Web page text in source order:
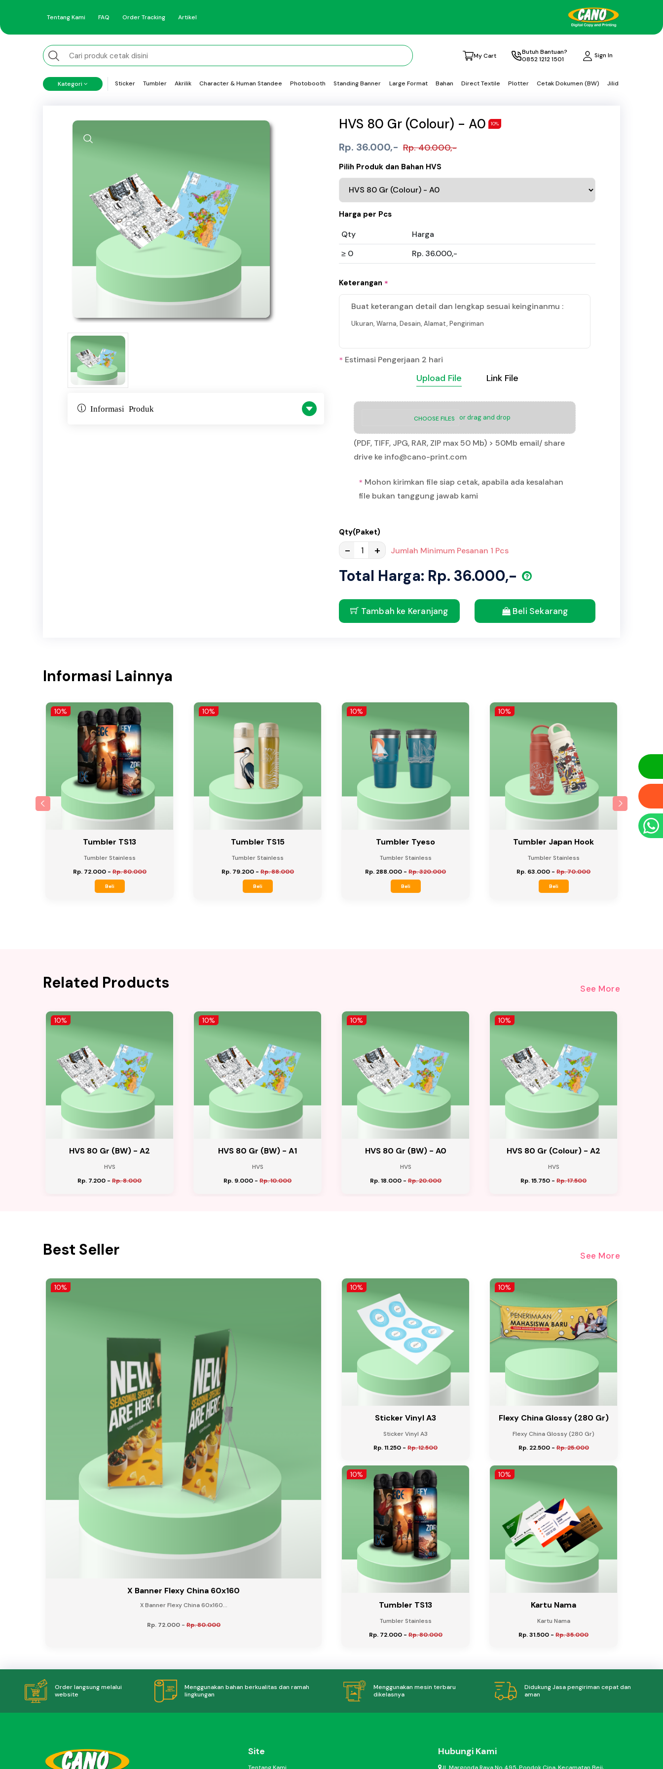
Tentang Kami FAQ Order Tracking Artikel
My Cart
Butuh Bantuan?
0852 1212 1501
Sign In
Kategori Sticker Tumbler Akrilik Character & Human Standee Photobooth Standing Banner Large Format Bahan Direct Textile Plotter Cetak Dokumen (BW) Jilid
Informasi Produk
HVS 80 Gr (Colour) - A0 10%
Rp. 36.000,- Rp. 40.000,-
Pilih Produk dan Bahan HVS
Harga per Pcs
Qty
Harga
≥ 0
Rp. 36.000,-
Keterangan *
Buat keterangan detail dan lengkap sesuai keinginanmu :
Ukuran, Warna, Desain, Alamat, Pengiriman
* Estimasi Pengerjaan 2 hari
Upload File Link File
CHOOSE FILES or drag and drop
(PDF, TIFF, JPG, RAR, ZIP max 50 Mb) > 50Mb email/ share
drive ke info@cano-print.com
* Mohon kirimkan file siap cetak, apabila ada kesalahan
file bukan tanggung jawab kami
Qty(Paket)
- + Jumlah Minimum Pesanan 1 Pcs
Total Harga: Rp. 36.000,-
Tambah ke Keranjang Beli Sekarang
Informasi Lainnya
10%
Tumbler TS13
Tumbler Stainless
Rp. 72.000-Rp. 80.000
Beli
10%
Tumbler TS15
Tumbler Stainless
Rp. 79.200-Rp. 88.000
Beli
10%
Tumbler Tyeso
Tumbler Stainless
Rp. 288.000 - Rp. 320.000
Beli
10%
Tumbler Japan Hook
Tumbler Stainless
Rp. 63.000 - Rp. 70.000
Beli
Related Products See More
10%
HVS 80 Gr (BW) - A2
HVS
Rp. 7.200 - Rp. 8.000
10%
HVS 80 Gr (BW) - A1
HVS
Rp. 9.000 - Rp. 10.000
10%
HVS 80 Gr (BW) - A0
HVS
Rp. 18.000-Rp. 20.000
10%
HVS 80 Gr (Colour) - A2
HVS
Rp. 15.750 - Rp. 17.500
Best Seller See More
10%
X Banner Flexy China 60x160
X Banner Flexy China 60x160...
Rp. 72.000-Rp. 80.000
10%
Sticker Vinyl A3
Sticker Vinyl A3
Rp. 11.250 - Rp. 12.500
10%
Flexy China Glossy (280 Gr)
Flexy China Glossy (280 Gr)
Rp. 22.500-Rp. 25.000
10%
Tumbler TS13
Tumbler Stainless
Rp. 72.000-Rp. 80.000
10%
Kartu Nama
Kartu Nama
Rp. 31.500 - Rp. 35.000
Order langsung melalui
website
Menggunakan bahan berkualitas dan ramah
lingkungan
Menggunakan mesin terbaru
dikelasnya
Didukung Jasa pengiriman cepat dan
aman
Site
Tentang Kami
Hubungi Kami
Jl. Margonda Raya No.495, Pondok Cina, Kecamatan Beji,